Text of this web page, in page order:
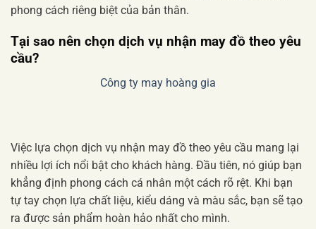
phong cách riêng biệt của bản thân.
Tại sao nên chọn dịch vụ nhận may đồ theo yêu
cầu?
Công ty may hoàng gia
Việc lựa chọn dịch vụ nhận may đồ theo yêu cầu mang lại
nhiều lợi ích nổi bật cho khách hàng. Đầu tiên, nó giúp bạn
khẳng định phong cách cá nhân một cách rõ rệt. Khi bạn
tự tay chọn lựa chất liệu, kiểu dáng và màu sắc, bạn sẽ tạo
ra được sản phẩm hoàn hảo nhất cho mình.